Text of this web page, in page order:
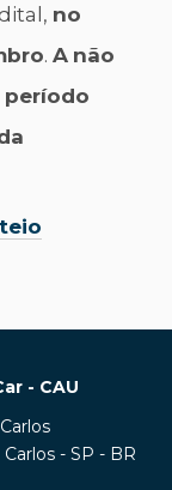
no
. A não
período
- CAU
- SP - BR